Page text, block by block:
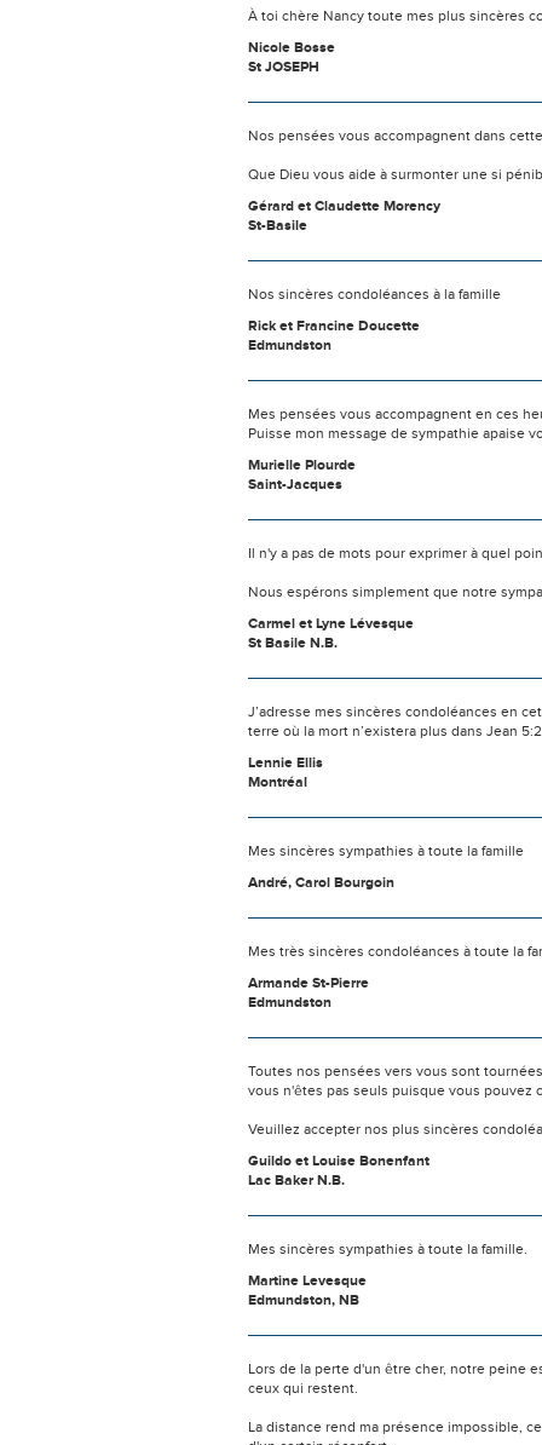
À toi chère Nancy toute mes plus sincères
Nicole Bosse
St JOSEPH
Nos pensées vous accompagnent dans
Que Dieu vous aide à surmonter une si
Gérard et Claudette Morency
St-Basile
Nos sincères condoléances à la famille
Rick et Francine Doucette
Edmundston
Mes pensées vous accompagnent en ces
Puisse mon message de sympathie apaise
Murielle Plourde
Saint-Jacques
Il n'y a pas de mots pour exprimer à quel
Nous espérons simplement que notre
Carmel et Lyne Lévesque
St Basile N.B.
J’adresse mes sincères condoléances en
terre où la mort n’existera plus dans Jean
Lennie Ellis
Montréal
Mes sincères sympathies à toute la famille
André, Carol Bourgoin
Mes très sincères condoléances à toute la
Armande St-Pierre
Edmundston
Toutes nos pensées vers vous sont
vous n'êtes pas seuls puisque vous pouvez
Veuillez accepter nos plus sincères
Guildo et Louise Bonenfant
Lac Baker N.B.
Mes sincères sympathies à toute la famille.
Martine Levesque
Edmundston, NB
Lors de la perte d'un être cher, notre peine
ceux qui restent.
La distance rend ma présence impossible,